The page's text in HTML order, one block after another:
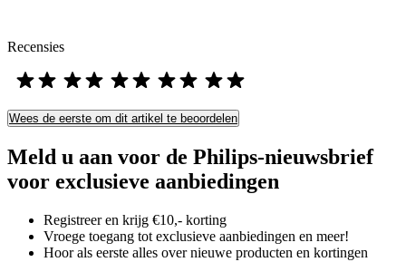
Recensies
Wees de eerste om dit artikel te beoordelen
Meld u aan voor de Philips-nieuwsbrief
voor exclusieve aanbiedingen
Registreer en krijg €10,- korting
Vroege toegang tot exclusieve aanbiedingen en meer!
Hoor als eerste alles over nieuwe producten en kortingen